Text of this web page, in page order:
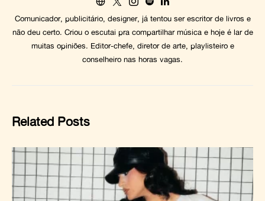
Comunicador, publicitário, designer, já tentou ser escritor de livros e
não deu certo. Criou o escutai pra compartilhar música e hoje é lar de
muitas opiniões. Editor-chefe, diretor de arte, playlisteiro e
conselheiro nas horas vagas.
Related Posts